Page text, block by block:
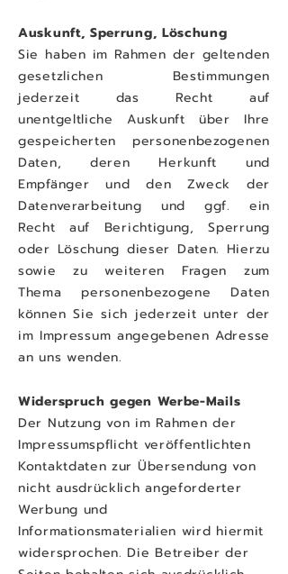
Auskunft, Sperrung, Löschung
Sie haben im Rahmen der geltenden
gesetzlichen Bestimmungen
jederzeit das Recht auf
unentgeltliche Auskunft über Ihre
gespeicherten personenbezogenen
Daten, deren Herkunft und
Empfänger und den Zweck der
Datenverarbeitung und ggf. ein
Recht auf Berichtigung, Sperrung
oder Löschung dieser Daten. Hierzu
sowie zu weiteren Fragen zum
Thema personenbezogene Daten
können Sie sich jederzeit unter der
im Impressum angegebenen Adresse
an uns wenden.
Widerspruch gegen Werbe-Mails
Der Nutzung von im Rahmen der
Impressumspflicht veröffentlichten
Kontaktdaten zur Übersendung von
nicht ausdrücklich angeforderter
Werbung und
Informationsmaterialien wird hiermit
widersprochen. Die Betreiber der